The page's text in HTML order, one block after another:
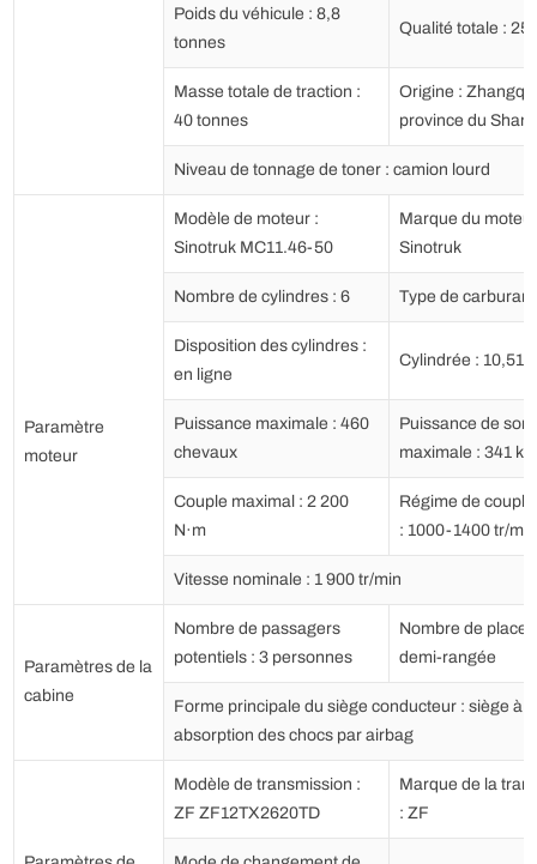
Poids du véhicule : 8,8
tonnes
Qualité totale : 25
Masse totale de traction :
40 tonnes
Origine :
province du
Niveau de tonnage de toner : camion lourd
Paramètre
moteur
Modèle de moteur :
Sinotruk MC11.46-50
Marque du
Sinotruk
Nombre de cylindres : 6
Type de
Disposition des cylindres :
en ligne
Cylindrée : 10,518
Puissance maximale : 460
chevaux
Puissance de
maximale : 341
Couple maximal : 2 200
N·m
Régime de
: 1000-1400 tr/min
Vitesse nominale : 1 900 tr/min
Paramètres de la
cabine
Nombre de passagers
potentiels : 3 personnes
Nombre de
demi-rangée
Forme principale du siège conducteur : siège à
absorption des chocs par airbag
Modèle de transmission :
ZF ZF12TX2620TD
Marque de la
: ZF